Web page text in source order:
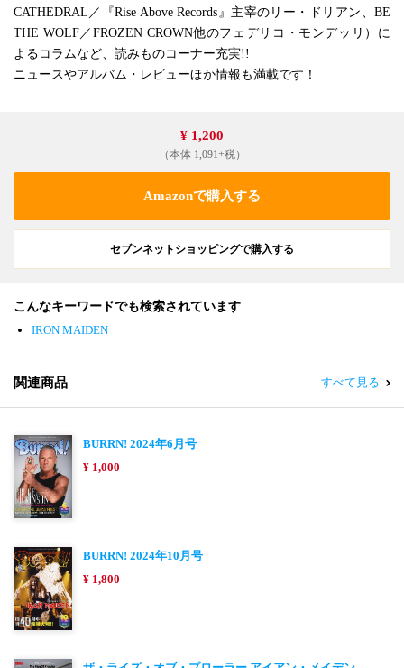
CATHEDRAL／『Rise Above Records』主宰のリー・ドリアン、BE
THE WOLF／FROZEN CROWN他のフェデリコ・モンデッリ）に
よるコラムなど、読みものコーナー充実!!
ニュースやアルバム・レビューほか情報も満載です！
¥ 1,200
（本体 1,091+税）
Amazonで購入する
セブンネットショッピングで購入する
こんなキーワードでも検索されています
IRON MAIDEN
関連商品 すべて見る
BURRN! 2024年6月号
¥ 1,000
BURRN! 2024年10月号
¥ 1,800